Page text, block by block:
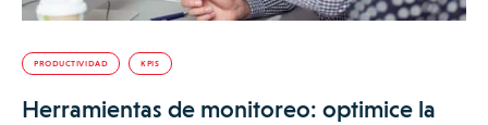
PRODUCTIVIDAD KPIS
Herramientas de monitoreo: optimice la